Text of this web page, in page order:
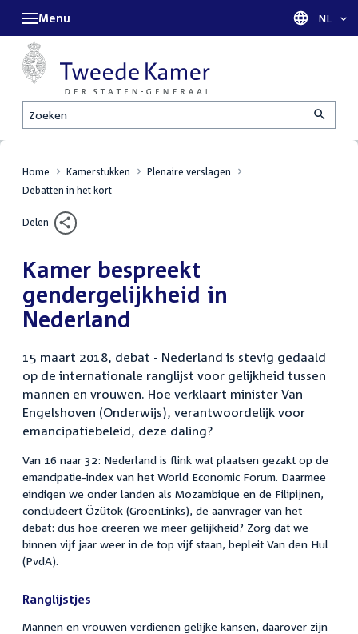
Zoeken
Menu Taal
NL
Home Kamerstukken
Plenaire verslagen
Debatten in het kort
Delen
Kamer bespreekt
gendergelijkheid in
Nederland
15 maart 2018, debat - Nederland is stevig gedaald
op de internationale ranglijst voor gelijkheid tussen
mannen en vrouwen. Hoe verklaart minister Van
Engelshoven (Onderwijs), verantwoordelijk voor
emancipatiebeleid, deze daling?
Van 16 naar 32: Nederland is flink wat plaatsen gezakt op de
emancipatie-index van het World Economic Forum. Daarmee
eindigen we onder landen als Mozambique en de Filipijnen,
concludeert Özütok (GroenLinks), de aanvrager van het
debat: dus hoe creëren we meer gelijkheid? Zorg dat we
binnen vijf jaar weer in de top vijf staan, bepleit Van den Hul
(PvdA).
Ranglijstjes
Mannen en vrouwen verdienen gelijke kansen, daarover zijn